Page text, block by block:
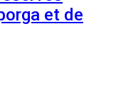
et de